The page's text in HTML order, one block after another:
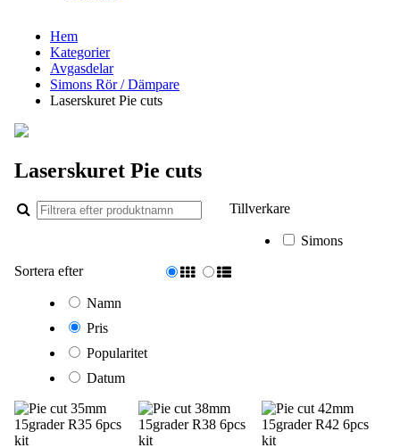
Hem
Kategorier
Avgasdelar
Simons Rör / Dämpare
Laserskuret Pie cuts
Laserskuret Pie cuts
Tillverkare
Simons
Sortera efter
Namn
Pris
Popularitet
Datum